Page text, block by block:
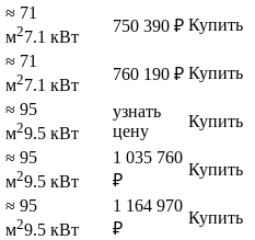
≈ 71
м27.1 кВт
750 390 ₽ Купить
≈ 71
м27.1 кВт
760 190 ₽ Купить
≈ 95
м29.5 кВт
узнать
цену
Купить
≈ 95
м29.5 кВт
1 035 760
₽
Купить
≈ 95
м29.5 кВт
1 164 970
₽
Купить